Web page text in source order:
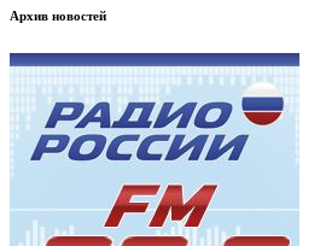
Архив новостей